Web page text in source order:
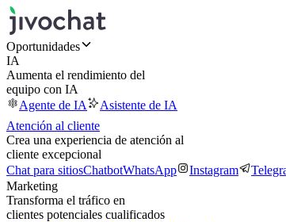
Oportunidades
IA
Aumenta el rendimiento del
equipo con IA
Agente de IA
Asistente de IA
Atención al cliente
Crea una experiencia de atención al
cliente excepcional
Chat para sitiosChatbotWhatsApp Instagram
Marketing
Transforma el tráfico en
clientes potenciales cualificados